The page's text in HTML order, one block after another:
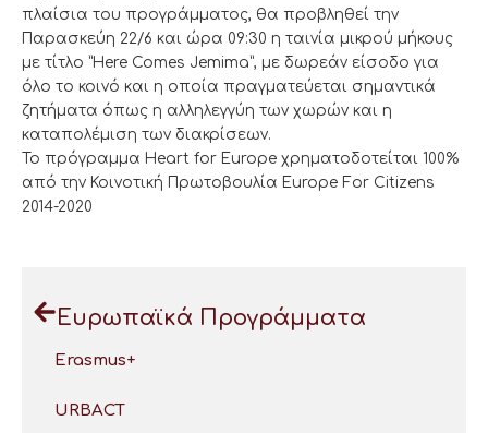
πλαίσια του προγράμματος, θα προβληθεί την
Παρασκεύη 22/6 και ώρα 09:30 η ταινία μικρού μήκους
με τίτλο ”Here Comes Jemima”, με δωρεάν είσοδο για
όλο το κοινό και η οποία πραγματεύεται σημαντικά
ζητήματα όπως η αλληλεγγύη των χωρών και η
καταπολέμιση των διακρίσεων.
Το πρόγραμμα Heart for Europe χρηματοδοτείται 100%
από την Κοινοτική Πρωτοβουλία Europe For Citizens
2014-2020
Ευρωπαϊκά Προγράμματα
Erasmus+
URBACT